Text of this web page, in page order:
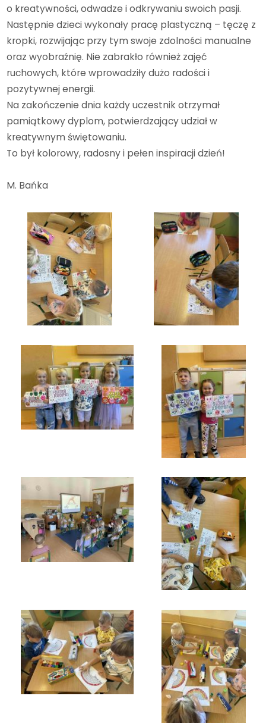
o kreatywności, odwadze i odkrywaniu swoich pasji.
Następnie dzieci wykonały pracę plastyczną – tęczę z
kropki, rozwijając przy tym swoje zdolności manualne
oraz wyobraźnię. Nie zabrakło również zajęć
ruchowych, które wprowadziły dużo radości i
pozytywnej energii.
Na zakończenie dnia każdy uczestnik otrzymał
pamiątkowy dyplom, potwierdzający udział w
kreatywnym świętowaniu.
To był kolorowy, radosny i pełen inspiracji dzień!
M. Bańka